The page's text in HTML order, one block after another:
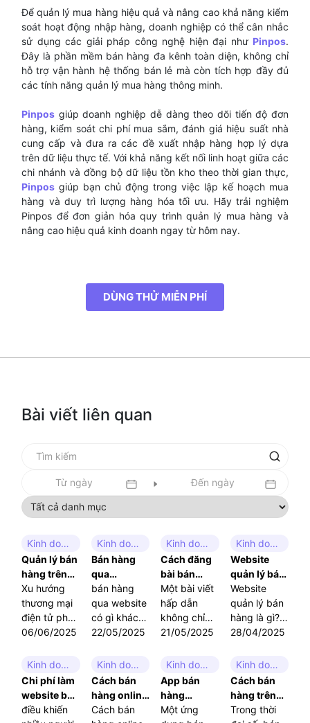
Để quản lý mua hàng hiệu quả và nâng cao khả năng kiểm
soát hoạt động nhập hàng, doanh nghiệp có thể cân nhắc
sử dụng các giải pháp công nghệ hiện đại như Pinpos.
Đây là phần mềm bán hàng đa kênh toàn diện, không chỉ
hỗ trợ vận hành hệ thống bán lẻ mà còn tích hợp đầy đủ
các tính năng quản lý mua hàng thông minh.
Pinpos giúp doanh nghiệp dễ dàng theo dõi tiến độ đơn
hàng, kiểm soát chi phí mua sắm, đánh giá hiệu suất nhà
cung cấp và đưa ra các đề xuất nhập hàng hợp lý dựa
trên dữ liệu thực tế. Với khả năng kết nối linh hoạt giữa các
chi nhánh và đồng bộ dữ liệu tồn kho theo thời gian thực,
Pinpos giúp bạn chủ động trong việc lập kế hoạch mua
hàng và duy trì lượng hàng hóa tối ưu. Hãy trải nghiệm
Pinpos để đơn giản hóa quy trình quản lý mua hàng và
nâng cao hiệu quả kinh doanh ngay từ hôm nay.
DÙNG THỬ MIỄN PHÍ
Bài viết liên quan
Tất cả danh mục
Kinh doanh online
Quản lý bán
hàng trên
website:
Giải pháp
tối ưu cho
kinh doanh
Xu hướng
thương mại
điện tử phát
triển mạnh
việc quản lý
bán hàng
trên website
trở thành
một nhu cầu
06/06/2025
Kinh doanh online
Bán hàng
qua
Website: Xu
hướng kinh
doanh hiệu
quả trong
bán hàng
qua website
có gì khác
biệt so với
thức bán
hàng truyền
thống? Làm
thế nào để
xây dựng và
22/05/2025
Kinh doanh online
Cách đăng
bài bán
hàng thu
hút: Tăng
tương tác –
Chốt đơn
Một bài viết
hấp dẫn
không chỉ
giúp tăng
tác, mà còn
tạo dựng
được niềm
tin, xây
dựng
21/05/2025
Kinh doanh online
Website
quản lý bán
hàng: Tối
ưu kênh
bán hàng
cho doanh
Website
quản lý bán
hàng là gì?
Tại sao nó lại
đến vậy?
Cùng khám
phá chi tiết
trong bài
viết này.
28/04/2025
Kinh doanh online
Chi phí làm
website bán
hàng: Bảng
điều khiến
Kinh doanh online
Cách bán
hàng online
hiệu quả
Cách bán
Kinh doanh online
App bán
hàng
Online:
Một ứng
Kinh doanh online
Cách bán
hàng trên
website
Trong thời